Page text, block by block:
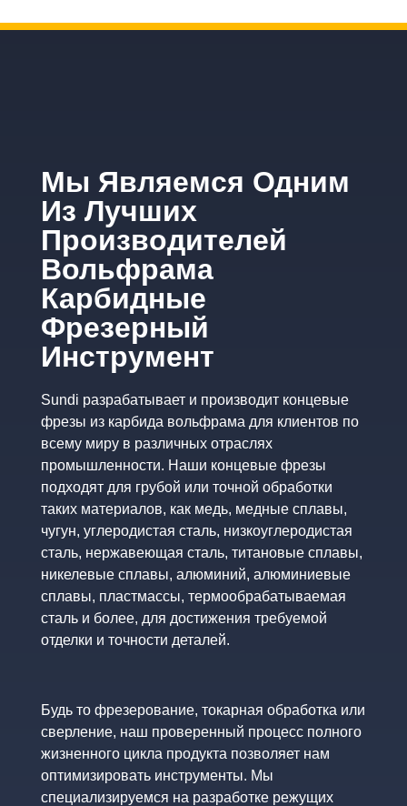
Мы Являемся Одним
Из Лучших
Производителей
Вольфрама
Карбидные
Фрезерный
Инструмент
Sundi разрабатывает и производит концевые
фрезы из карбида вольфрама для клиентов по
всему миру в различных отраслях
промышленности. Наши концевые фрезы
подходят для грубой или точной обработки
таких материалов, как медь, медные сплавы,
чугун, углеродистая сталь, низкоуглеродистая
сталь, нержавеющая сталь, титановые сплавы,
никелевые сплавы, алюминий, алюминиевые
сплавы, пластмассы, термообрабатываемая
сталь и более, для достижения требуемой
отделки и точности деталей.
Будь то фрезерование, токарная обработка или
сверление, наш проверенный процесс полного
жизненного цикла продукта позволяет нам
оптимизировать инструменты. Мы
специализируемся на разработке режущих